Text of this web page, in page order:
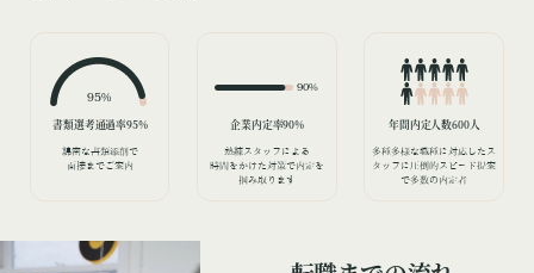
95%
書類選考通過率95%
綿密な書類添削で
面接までご案内
90%
企業内定率90%
熟練スタッフによる
時間をかけた対策で内定を
掴み取ります
年間内定人数60​0人
多種多様な職種に対応したス​
タッフに圧倒的スピード提案​
で多数の内定者